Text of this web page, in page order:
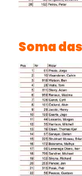
Soma